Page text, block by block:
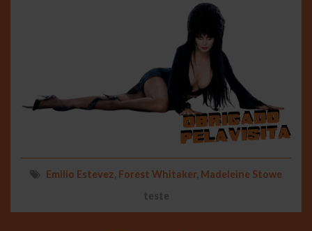
Emilio Estevez, Forest Whitaker, Madeleine Stowe
teste